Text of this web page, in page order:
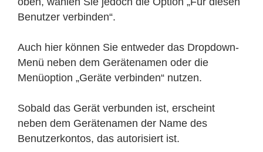
Benutzer verbinden“.
Auch hier können Sie entweder das Dropdown-
Menü neben dem Gerätenamen oder die
Menüoption „Geräte verbinden“ nutzen.
Sobald das Gerät verbunden ist, erscheint
neben dem Gerätenamen der Name des
Benutzerkontos, das autorisiert ist.